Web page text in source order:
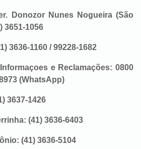
Donozor Nunes Nogueira (São
3651-1056
3636-1160 / 99228-1682
e Reclamações: 0800
(WhatsApp)
3637-1426
(41) 3636-6403
(41) 3636-5104